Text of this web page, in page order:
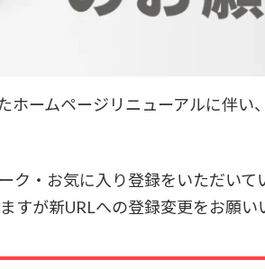
ホームページリニューアルに伴い
ク・お気に入り登録をいただい
すが新URLへの登録変更をお願い